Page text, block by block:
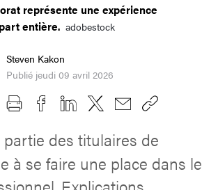
représente une expérience
entière. adobestock
Steven Kakon
Publié jeudi 09 avril 2026
partie des titulaires de
à se faire une place dans le